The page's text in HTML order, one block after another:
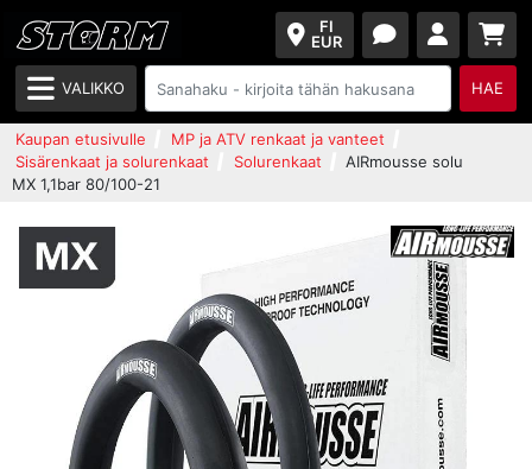
FI
EUR
VALIKKO HAE
Kaupan etusivulle
MP ja ATV renkaat ja vanteet
Sisärenkaat ja solurenkaat
Solurenkaat
AIRmousse solu
MX 1,1bar 80/100-21